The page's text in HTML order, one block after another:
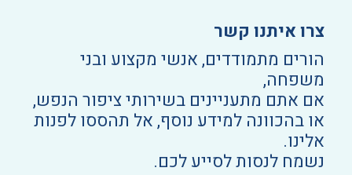
צרו איתנו קשר
הורים מתמודדים, אנשי מקצוע ובני
משפחה,
אם אתם מתעניינים בשירותי ציפור הנפש,
או בהכוונה למידע נוסף, אל תהססו לפנות
אלינו.
נשמח לנסות לסייע לכם.